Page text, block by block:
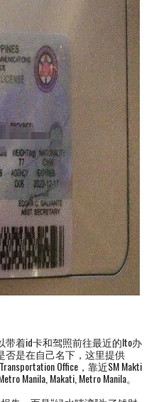
着id卡和驾照前往最近的lto办
否是在自己名下，这里提供
Office，靠近SM Makti
Manila, Makati, Metro Manila。